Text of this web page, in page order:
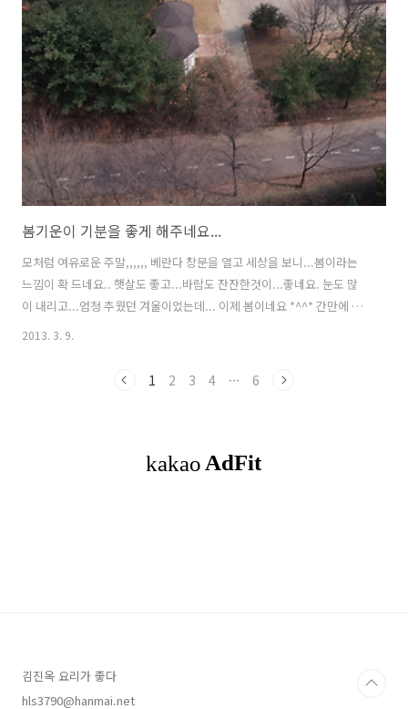
봄기운이 기분을 좋게 해주네요...
모처럼 여유로운 주말,,,,,, 베란다 창문을 열고 세상을 보니...봄이라는
느낌이 확 드네요.. 햇살도 좋고...바람도 잔잔한것이...좋네요. 눈도 많
이 내리고...엄청 추웠던 겨울이었는데... 이제 봄이네요 *^^* 간만에 여
유롭게 컴퓨터를 하고 있는 주말입니다. 블로그에 예전에 소개한 레시피
들이었는데,,,읽으면서...그때일이 생각나니..또 눈물이 나네요 ;; 여러분
포스팅을 소개하기 시작했으니까 벌써 4년..
2013. 3. 9.
1 2 3 4 ··· 6
김진옥 요리가 좋다
hls3790@hanmai.net